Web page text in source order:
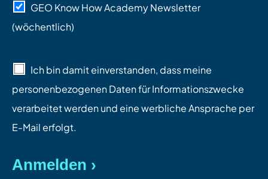
GEO Know How Academy Newsletter
(wöchentlich)
Ich bin damit einverstanden, dass meine
personenbezogenen Daten für Informationszwecke
verarbeitet werden und eine werbliche Ansprache per
E-Mail erfolgt.